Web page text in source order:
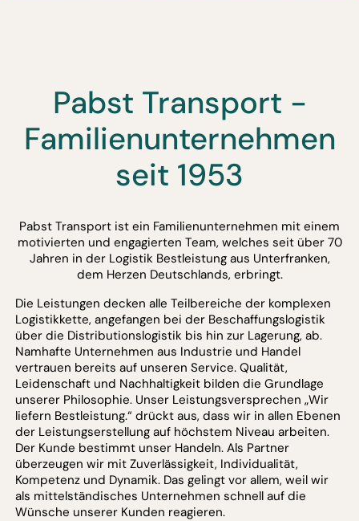
Pabst Transport -
Familienunternehmen
seit 1953
Pabst Transport ist ein Familienunternehmen mit einem
motivierten und engagierten Team, welches seit über 70
Jahren in der Logistik Bestleistung aus Unterfranken,
dem Herzen Deutschlands, erbringt.
Die Leistungen decken alle Teilbereiche der komplexen
Logistikkette, angefangen bei der Beschaffungslogistik
über die Distributionslogistik bis hin zur Lagerung, ab.
Namhafte Unternehmen aus Industrie und Handel
vertrauen bereits auf unseren Service. Qualität,
Leidenschaft und Nachhaltigkeit bilden die Grundlage
unserer Philosophie. Unser Leistungsversprechen „Wir
liefern Bestleistung.“ drückt aus, dass wir in allen Ebenen
der Leistungserstellung auf höchstem Niveau arbeiten.
Der Kunde bestimmt unser Handeln. Als Partner
überzeugen wir mit Zuverlässigkeit, Individualität,
Kompetenz und Dynamik. Das gelingt vor allem, weil wir
als mittelständisches Unternehmen schnell auf die
Wünsche unserer Kunden reagieren.